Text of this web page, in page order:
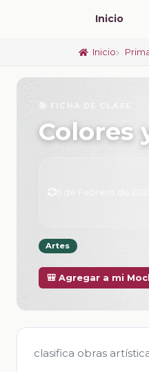
Inicio
Inicio
📚 FICHA DE CLASE
Colores
Artes
🎒 Agregar a mi
clasifica obras